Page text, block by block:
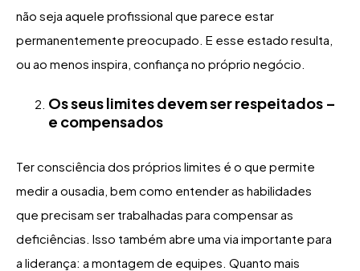
não seja aquele profissional que parece estar
permanentemente preocupado. E esse estado resulta,
ou ao menos inspira, confiança no próprio negócio.
Os seus limites devem ser respeitados –
e compensados
Ter consciência dos próprios limites é o que permite
medir a ousadia, bem como entender as habilidades
que precisam ser trabalhadas para compensar as
deficiências. Isso também abre uma via importante para
a liderança: a montagem de equipes. Quanto mais